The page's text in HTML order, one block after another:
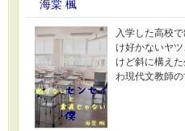
海棠 楓
入学した高校
け好かないヤ
けど斜に構え
わ現代文教師の